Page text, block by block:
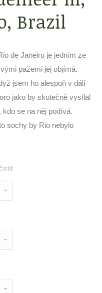
Brazil
de Janeiru je jedním ze
pažemi jej objímá.
jsem ho alespoň v dáli
jako by skutečně vysílal
se na něj podívá.
sochy by Rio nebylo